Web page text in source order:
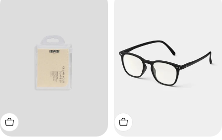
Añadir A La Cesta Elige Opciones